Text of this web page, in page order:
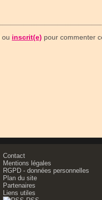
ou inscrit(e) pour commenter
Contact
Mentions légales
RGPD - données personnelles
Plan du site
Partenaires
Liens utiles